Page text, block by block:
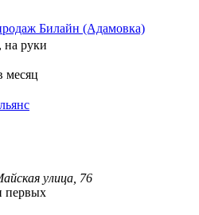
Билайн (Адамовка)
на руки
месяц
улица, 76
первых